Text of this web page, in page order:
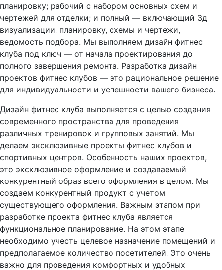
планировку; рабочий с набором основных схем и
чертежей для отделки; и полный — включающий 3д
визуализации, планировку, схемы и чертежи,
ведомость подбора. Мы выполняем дизайн фитнес
клуба под ключ — от начала проектирования до
полного завершения ремонта. Разработка дизайн
проектов фитнес клубов — это рациональное решение
для индивидуальности и успешности вашего бизнеса.
Дизайн фитнес клуба выполняется с целью создания
современного пространства для проведения
различных тренировок и групповых занятий. Мы
делаем эксклюзивные проекты фитнес клубов и
спортивных центров. Особенность наших проектов,
это эксклюзивное оформление и создаваемый
конкурентный образ всего оформления в целом. Мы
создаем конкурентный продукт с учетом
существующего оформления. Важным этапом при
разработке проекта фитнес клуба является
функциональное планирование. На этом этапе
необходимо учесть целевое назначение помещений и
предполагаемое количество посетителей. Это очень
важно для проведения комфортных и удобных